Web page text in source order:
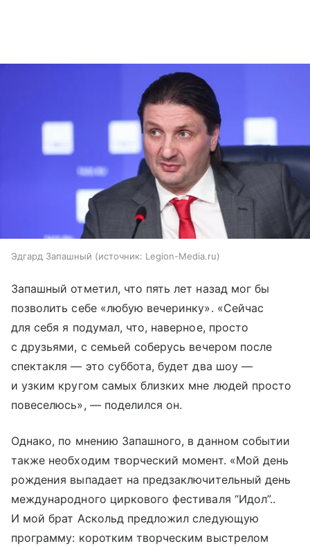
Эдгард Запашный источник: Legion-Media.ru
Запашный отметил, что пять лет назад мог бы
позволить себе «любую вечеринку». «Сейчас
для себя я подумал, что, наверное, просто
с друзьями, с семьей соберусь вечером после
спектакля — это суббота, будет два шоу —
и узким кругом самых близких мне людей просто
повеселюсь», — поделился он.
Однако, по мнению Запашного, в данном событии
также необходим творческий момент. «Мой день
рождения выпадает на предзаключительный день
международного циркового фестиваля “Идол”..
И мой брат Аскольд предложил следующую
программу: коротким творческим выстрелом